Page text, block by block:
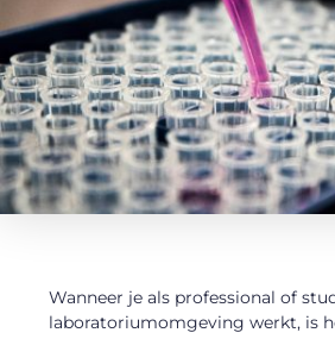
Wanneer je als professional of
laboratoriumomgeving werkt, is